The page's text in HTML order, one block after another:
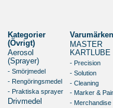
Kategorier
(Övrigt)
Aerosol
(Sprayer)
- Smörjmedel
- Rengöringsmedel
- Praktiska sprayer
Drivmedel
Varumärken
MASTER
KARTLUBE
- Precision
- Solution
- Cleaning
- Marker &
- Merchandise